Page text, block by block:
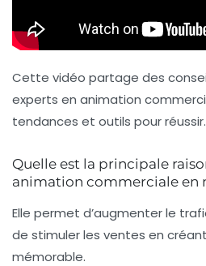
Cette vidéo partage des
experts en animation
tendances et outils pour réussir.
Quelle est la principale
animation commerciale en
Elle permet d’augmenter le
de stimuler les ventes en
mémorable.